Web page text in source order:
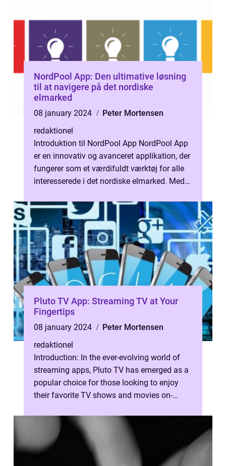
NordPool App: Den ultimative løsning
til at navigere på det nordiske
elmarked
08 january 2024
Peter Mortensen
redaktionel
Introduktion til NordPool App NordPool App
er en innovativ og avanceret applikation, der
fungerer som et værdifuldt værktøj for alle
interesserede i det nordiske elmarked. Med
Pluto TV App: Streaming TV at Your
Fingertips
08 january 2024
Peter Mortensen
redaktionel
Introduction: In the ever-evolving world of
streaming apps, Pluto TV has emerged as a
popular choice for those looking to enjoy
their favorite TV shows and movies on-